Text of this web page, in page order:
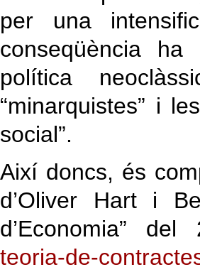
per una
conseqüència
política
“minarquistes” i
social”.
Així doncs, és
d’Oliver Hart i
d’Economia”
teoria-de-